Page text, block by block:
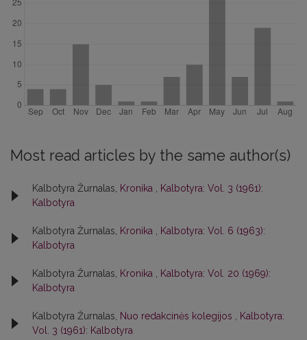
Most read articles by the same author(s)
Kalbotyra Žurnalas, Kronika
Kalbotyra: Vol. 3 (1961):
Kalbotyra
Kalbotyra Žurnalas, Kronika
Kalbotyra: Vol. 6 (1963):
Kalbotyra
Kalbotyra Žurnalas, Kronika
Kalbotyra: Vol. 20 (1969):
Kalbotyra
Kalbotyra Žurnalas, Nuo redakcinės kolegijos
Kalbotyra:
Vol. 3 (1961): Kalbotyra